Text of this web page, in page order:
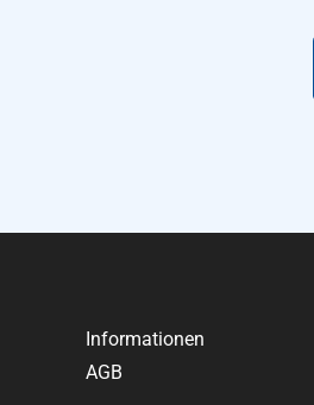
Informationen
AGB